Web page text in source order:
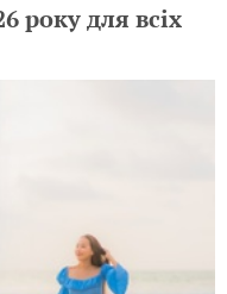
року для всіх